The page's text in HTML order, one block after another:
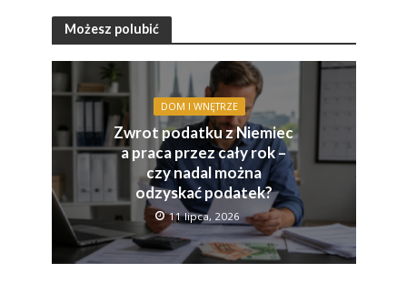
Możesz polubić
DOM I WNĘTRZE
Zwrot podatku z Niemiec
a praca przez cały rok –
czy nadal można
odzyskać podatek?
11 lipca, 2026